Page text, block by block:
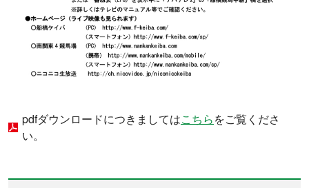
pdfダウンロードにつきましてはこちらをご覧くださ
い。